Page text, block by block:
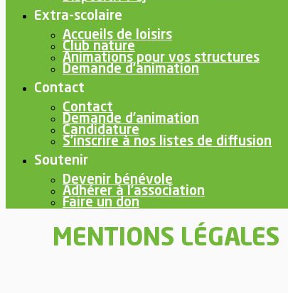
Extra-scolaire
Accueils de loisirs
Club nature
Animations pour vos structures
Demande d’animation
Contact
Contact
Demande d’animation
Candidature
S’inscrire à nos listes de diffusion
Soutenir
Devenir bénévole
Adhérer à l’association
Faire un don
MENTIONS LÉGALES